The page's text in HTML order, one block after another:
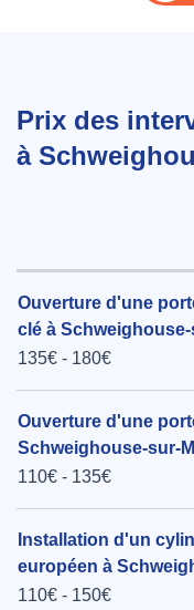
Prix des
à
Ouverture d'une
clé à
135€ - 180€
Ouverture d'une
Schweighouse-sur-
110€ - 135€
Installation d'un
européen à
110€ - 150€